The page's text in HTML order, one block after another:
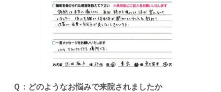
Ｑ：どのようなお悩みで来院されましたか